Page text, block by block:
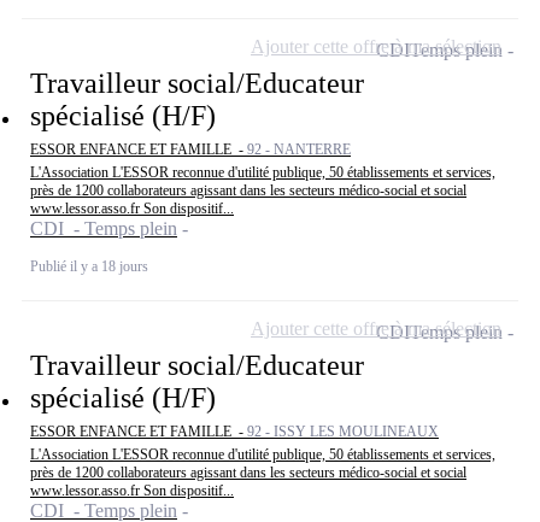
Travailleur social/Educateur
spécialisé (H/F)
ESSOR ENFANCE ET FAMILLE - 92 - NANTERRE
L'Association L'ESSOR reconnue d'utilité publique, 50 établissements et services,
près de 1200 collaborateurs agissant dans les secteurs médico-social et social
www.lessor.asso.fr Son dispositif...
CDI - Temps plein
Publié il y a 18 jours
CDITemps plein
Ajouter cette offre à ma sélection
Travailleur social/Educateur
spécialisé (H/F)
ESSOR ENFANCE ET FAMILLE - 92 - ISSY LES MOULINEAUX
L'Association L'ESSOR reconnue d'utilité publique, 50 établissements et services,
près de 1200 collaborateurs agissant dans les secteurs médico-social et social
www.lessor.asso.fr Son dispositif...
CDI - Temps plein
CDITemps plein
Ajouter cette offre à ma sélection